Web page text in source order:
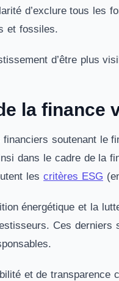
d’exclure tous les
et fossiles.
d’être plus
la finance
soutenant le
dans le cadre de la
lescritères ESG
énergétique et la
Ces derniers
et de